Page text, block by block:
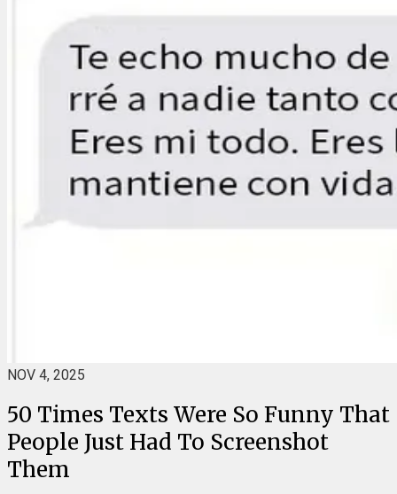
NOV 4, 2025
50 Times Texts Were So Funny That
People Just Had To Screenshot
Them